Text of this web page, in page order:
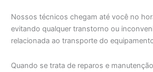
Nossos técnicos chegam até você no
evitando qualquer transtorno ou
relacionada ao transporte do
Quando se trata de reparos e